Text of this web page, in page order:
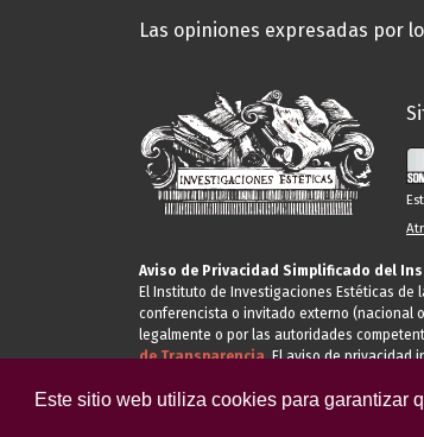
Este sitio web utiliza cookies para garantizar
Las opiniones expresadas por
Aviso de Privacidad Simplificado del
El Instituto de Investigaciones Estéticas de
conferencista o invitado externo (nacional
legalmente o por las autoridades
de Transparencia.El aviso de privacidad